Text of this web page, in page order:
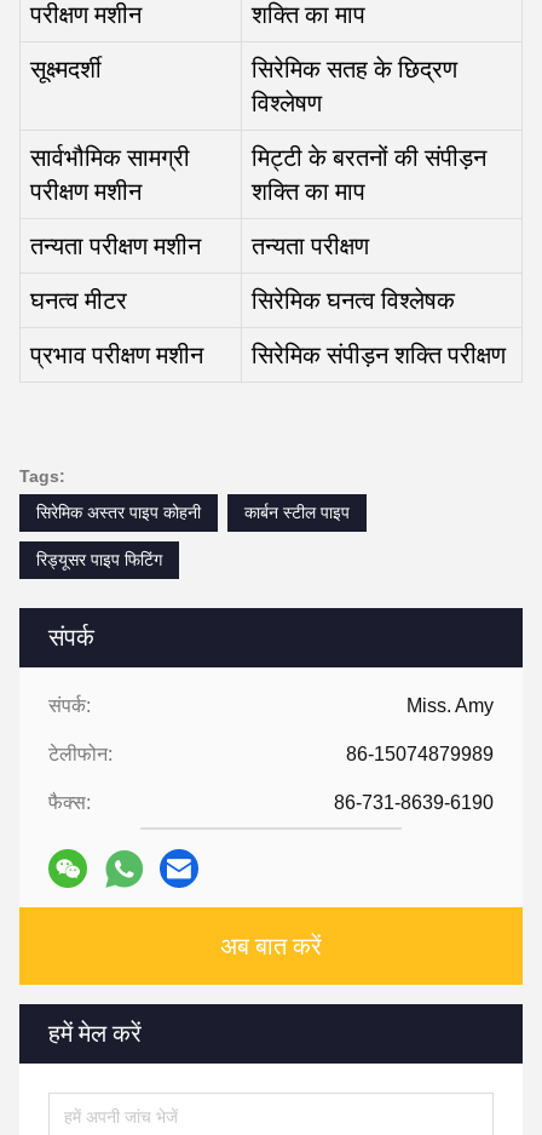
संपर्क
संपर्क: Miss. Amy
टेलीफोन: 86-15074879989
फैक्स: 86-731-8639-6190
अब बात करें
हमें मेल करें
परीक्षण मशीन
शक्ति का माप
सूक्ष्मदर्शी
सिरेमिक सतह के छिद्रण
विश्लेषण
सार्वभौमिक सामग्री
परीक्षण मशीन
मिट्टी के बरतनों की संपीड़न
शक्ति का माप
तन्यता परीक्षण मशीन तन्यता परीक्षण
घनत्व मीटर सिरेमिक घनत्व विश्लेषक
प्रभाव परीक्षण मशीन सिरेमिक संपीड़न शक्ति परीक्षण
Tags:
सिरेमिक अस्तर पाइप कोहनी
कार्बन स्टील पाइप
रिड्यूसर पाइप फिटिंग